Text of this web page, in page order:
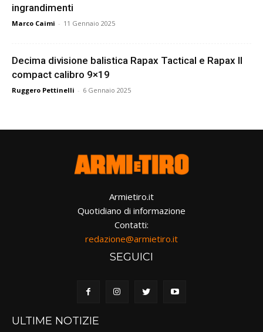
ingrandimenti
Marco Caimi - 11 Gennaio 2025
Decima divisione balistica Rapax Tactical e Rapax II
compact calibro 9×19
Ruggero Pettinelli - 6 Gennaio 2025
Armietiro.it
Quotidiano di informazione
Contatti:
redazione@armietiro.it
SEGUICI
ULTIME NOTIZIE